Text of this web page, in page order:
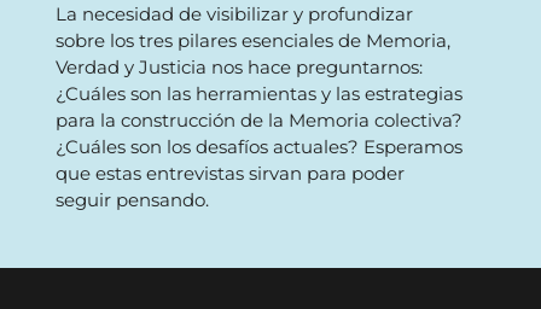
La necesidad de visibilizar y profundizar
sobre los tres pilares esenciales de Memoria,
Verdad y Justicia nos hace preguntarnos:
¿Cuáles son las herramientas y las estrategias
para la construcción de la Memoria colectiva?
¿Cuáles son los desafíos actuales? Esperamos
que estas entrevistas sirvan para poder
seguir pensando.